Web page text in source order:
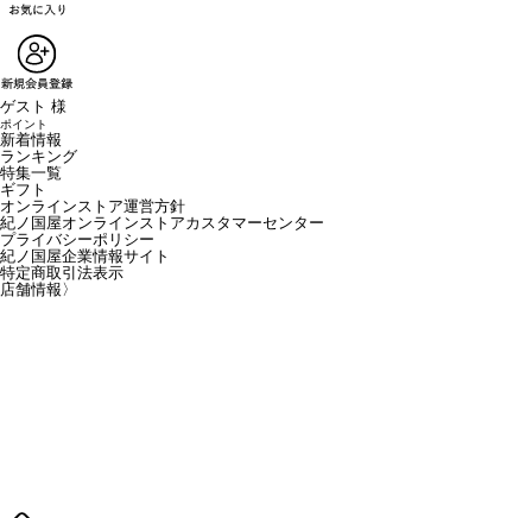
ゲスト 様
ポイント
新着情報
ランキング
特集一覧
ギフト
オンラインストア運営方針
紀ノ国屋オンラインストアカスタマーセンター
プライバシーポリシー
紀ノ国屋企業情報サイト
特定商取引法表示
店舗情報 〉